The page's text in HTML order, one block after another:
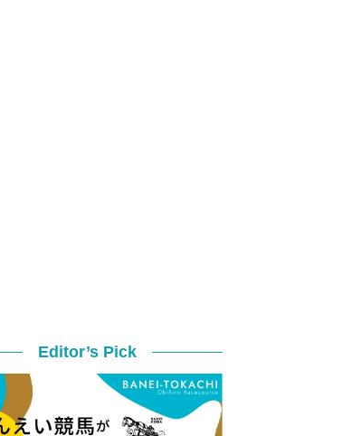
Editor’s Pick